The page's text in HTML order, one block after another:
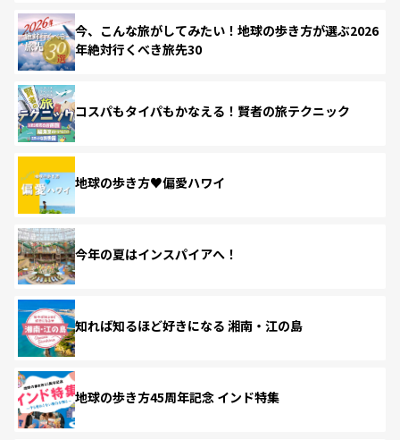
今、こんな旅がしてみたい！地球の歩き方が選ぶ2026
年絶対行くべき旅先30
コスパもタイパもかなえる！賢者の旅テクニック
地球の歩き方♥偏愛ハワイ
今年の夏はインスパイアへ！
知れば知るほど好きになる 湘南・江の島
地球の歩き方45周年記念 インド特集